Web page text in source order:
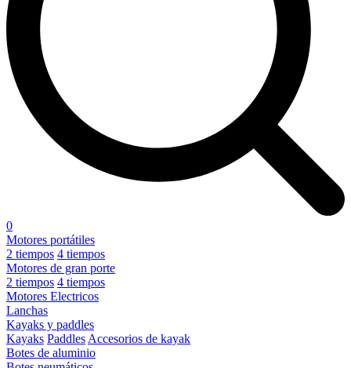
0
Motores portátiles
2 tiempos 4 tiempos
Motores de gran porte
2 tiempos 4 tiempos
Motores Electricos
Lanchas
Kayaks y paddles
Kayaks Paddles Accesorios de kayak
Botes de aluminio